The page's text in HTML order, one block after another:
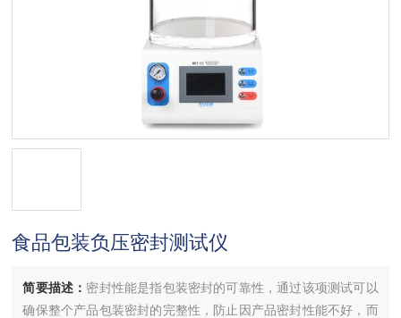
食品包装负压密封测试仪
简要描述： 密封性能是指包装密封的可靠性，通过该项测试可以
确保整个产品包装密封的完整性，防止因产品密封性能不好，而